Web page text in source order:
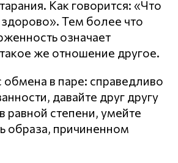
Как говорится: «Что
Тем более что
означает
же отношение другое.
обмена в паре: справедливо
давайте друг другу
равной степени, умейте
образа, причиненном